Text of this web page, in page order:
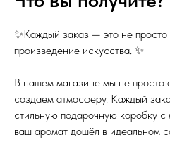
✨Каждый заказ — это не просто
произведение искусства. ✨
В нашем магазине мы не просто
создаем атмосферу. Каждый
стильную подарочную коробку с
ваш аромат дошёл в идеальном